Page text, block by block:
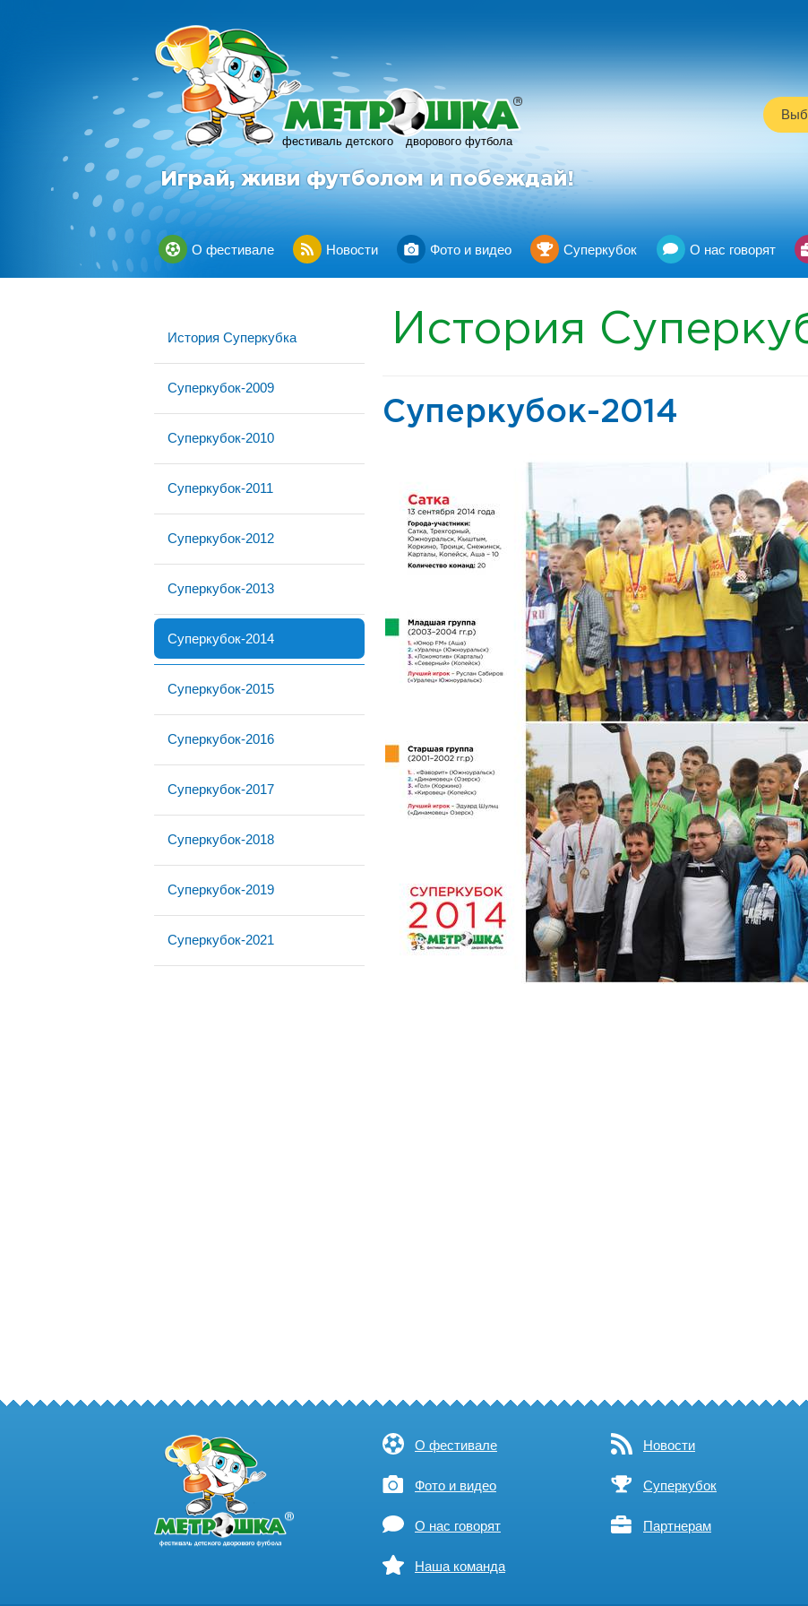
фестиваль детского дворового футбола
R
Играй, живи футболом и побеждай!
О фестивале Новости Фото и видео Суперкубок О нас говорят
История Суперкубка
Суперкубок-2009
Суперкубок-2010
Суперкубок-2011
Суперкубок-2012
Суперкубок-2013
Суперкубок-2014
Суперкубок-2015
Суперкубок-2016
Суперкубок-2017
Суперкубок-2018
Суперкубок-2019
Суперкубок-2021
История
Суперкубок-2014
О фестивале Новости
Фото и видео Суперкубок
О нас говорят Партнерам
Наша команда